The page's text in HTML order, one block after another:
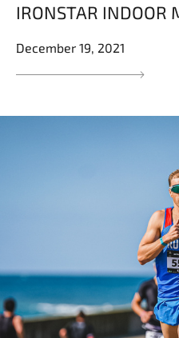
IRONSTAR INDOOR
December 19, 2021